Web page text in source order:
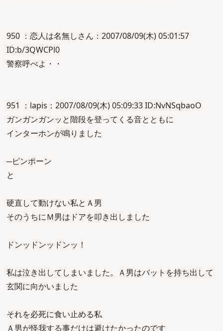
950 ：恋人は名無しさん：2007/08/09(木) 05:01:57
ID:b/3QWCPl0
警察呼べよ・・
951 ：lapis：2007/08/09(木) 05:09:33 ID:NvNSqbaoO
ガンガンガンッと階段を登ってくる音とともに
インターホンが鳴りました
─ピンポーン
と
硬直して動けない私とＡ男
そのうちにＭ男はドアを叩き出しました
ドンッドンッドンッ！
私は泣き出してしまいました。Ａ男はバットを持ち出して
玄関に向かいました
それを必死に食い止める私
Ａ男が怪我する事だけは避けたかったのです